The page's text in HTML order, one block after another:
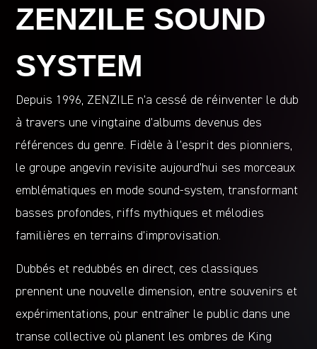
ZENZILE SOUND
SYSTEM
Depuis 1996, ZENZILE n’a cessé de réinventer le dub
à travers une vingtaine d’albums devenus des
références du genre. Fidèle à l’esprit des pionniers,
le groupe angevin revisite aujourd’hui ses morceaux
emblématiques en mode sound-system, transformant
basses profondes, riffs mythiques et mélodies
familières en terrains d’improvisation.
Dubbés et redubbés en direct, ces classiques
prennent une nouvelle dimension, entre souvenirs et
expérimentations, pour entraîner le public dans une
transe collective où planent les ombres de King